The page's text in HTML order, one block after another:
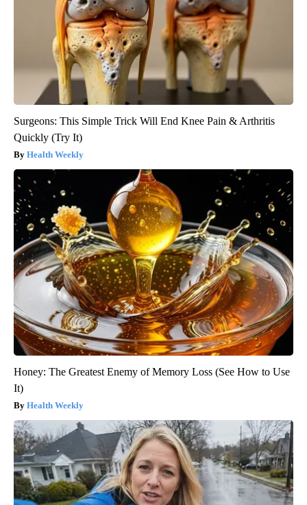
Surgeons: This Simple Trick Will End Knee Pain & Arthritis
Quickly (Try It)
Health Weekly
Honey: The Greatest Enemy of Memory Loss (See How to Use
It)
Health Weekly